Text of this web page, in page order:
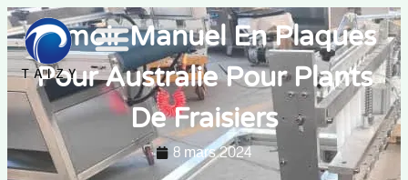
Semoir Manuel En Plaques
Pour Australie Pour Plants
De Fraisiers
8 mars 2024